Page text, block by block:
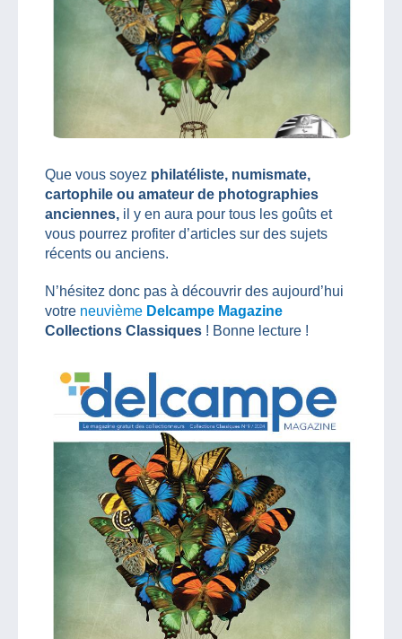
Que vous soyez philatéliste, numismate,
cartophile ou amateur de photographies
anciennes, il y en aura pour tous les goûts et
vous pourrez profiter d’articles sur des sujets
récents ou anciens.
N’hésitez donc pas à découvrir des aujourd’hui
votre neuvième Delcampe Magazine
Collections Classiques ! Bonne lecture !